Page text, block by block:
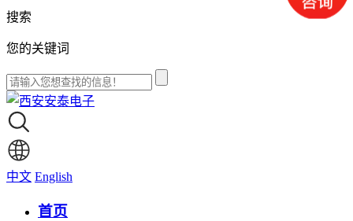
搜索
您的关键词
中文 English
首页